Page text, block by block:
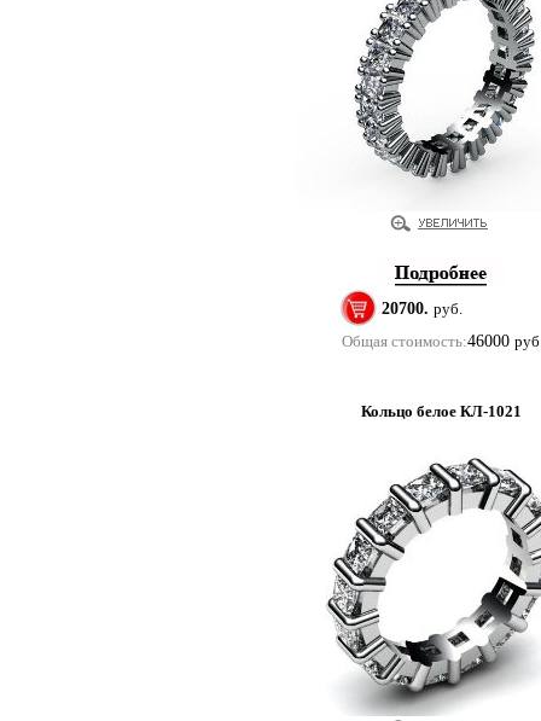
20700. руб.
Общая стоимость:46000
Кольцо белое КЛ-1021